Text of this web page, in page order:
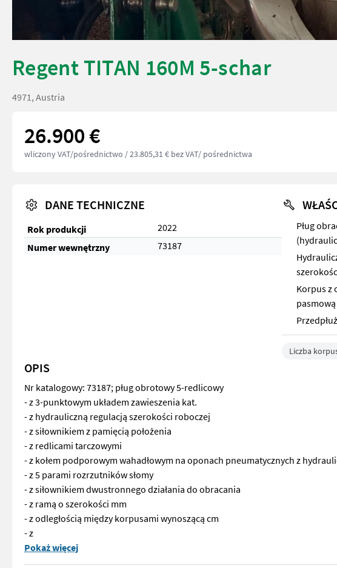
Regent TITAN 160M 5-schar
4971, Austria
26.900 €
wliczony VAT/pośrednictwo / 23.805,31 € bez VAT/ pośrednictwa
DANE TECHNICZNE
Rok produkcji
2022
Numer wewnętrzny
73187
Pług
Korpus z
pasmową
Liczba
OPIS
Nr katalogowy: 73187; pług obrotowy 5-redlicowy
- z 3-punktowym układem zawieszenia kat.
- z hydrauliczną regulacją szerokości roboczej
- z siłownikiem z pamięcią położenia
- z redlicami tarczowymi
- z kołem podporowym wahadłowym na oponach pneumatycznych z
- z 5 parami rozrzutników słomy
- z siłownikiem dwustronnego działania do obracania
- z ramą o szerokości mm
- z odległością między korpusami wynoszącą cm
- z
Nr katalogowy: 73187; pług obrotowy 5-redlicowy - z 3-punktowym
Pokaż więcej